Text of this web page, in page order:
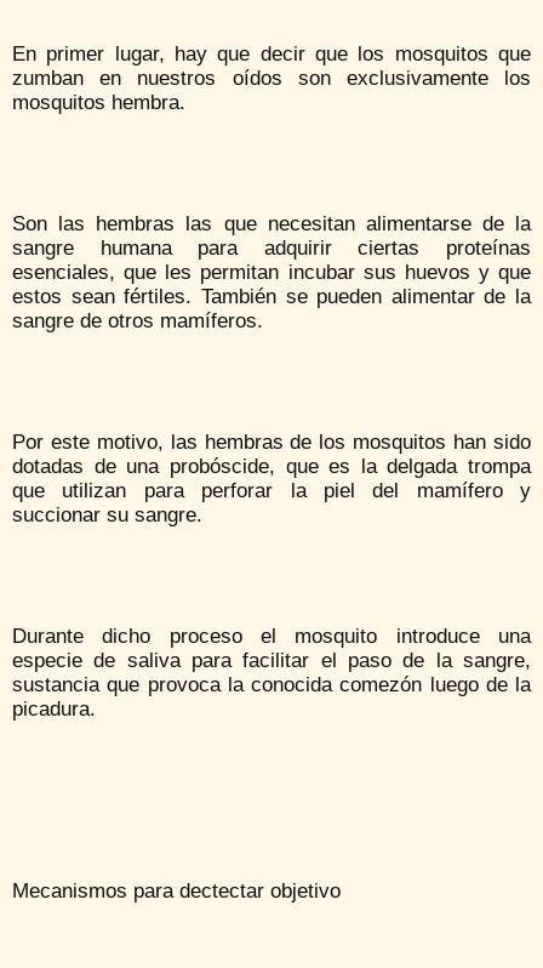
En primer lugar, hay que decir que los mosquitos que
zumban en nuestros oídos son exclusivamente los
mosquitos hembra.
Son las hembras las que necesitan alimentarse de la
sangre humana para adquirir ciertas proteínas
esenciales, que les permitan incubar sus huevos y que
estos sean fértiles. También se pueden alimentar de la
sangre de otros mamíferos.
Por este motivo, las hembras de los mosquitos han sido
dotadas de una probóscide, que es la delgada trompa
que utilizan para perforar la piel del mamífero y
succionar su sangre.
Durante dicho proceso el mosquito introduce una
especie de saliva para facilitar el paso de la sangre,
sustancia que provoca la conocida comezón luego de la
picadura.
Mecanismos para dectectar objetivo